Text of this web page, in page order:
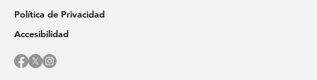
Política de Privacidad
Accesibilidad